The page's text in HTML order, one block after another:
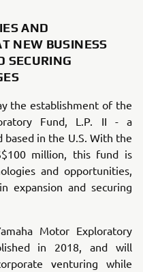
AND
NEW BUSINESS
SECURING
the establishment of the
Fund, L.P. II - a
in the U.S. With the
million, this fund is
and opportunities,
expansion and securing
Motor Exploratory
in 2018, and will
venturing while